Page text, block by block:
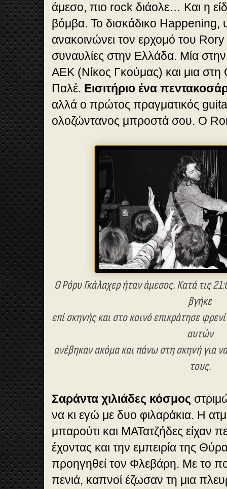
άμεσο, πιο rock διάολε… Και η
βόμβα. Το δισκάδικο Happening,
ανακοινώνει τον ερχομό του
συναυλίες στην Ελλάδα. Μία
AEK (Νίκος Γκούμας) και μια
Παλέ. Εισιτήριο ένα
αλλά ο πρώτος πραγματικός
ολοζώντανος μπροστά σου. Ο
Ο Ρόρυ Γκάλαχερ ήταν άμεσος. Κατά τις
βγήκε
επί σκηνής και στο κοινό επικράτησε
αυτών
ανέβηκαν ακόμα και πάνω στη σκηνή για
τους.
Σαράντα χιλιάδες κόσμος
να κι εγώ με δυο φιλαράκια. Η
μπαρούτι και ΜΑΤατζήδες είχαν
έχοντας και την εμπειρία της
προηγηθεί τον Φλεβάρη. Με το
πενιά, καπνοί έζωσαν τη μια